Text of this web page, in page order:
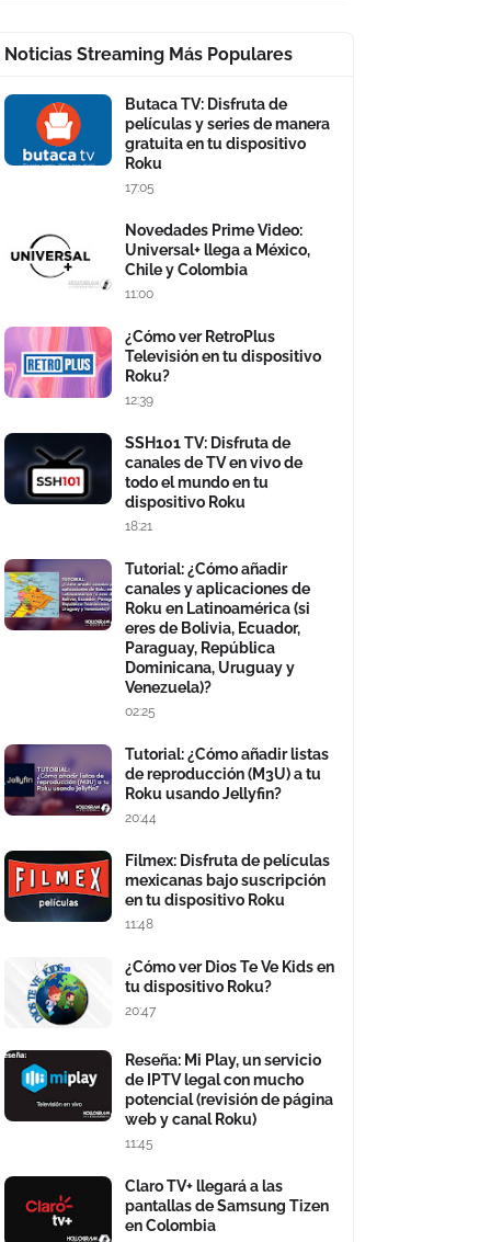
Noticias Streaming Más Populares
Butaca TV: Disfruta de
películas y series de manera
gratuita en tu dispositivo
Roku
17:05
Novedades Prime Video:
Universal+ llega a México,
Chile y Colombia
11:00
¿Cómo ver RetroPlus
Televisión en tu dispositivo
Roku?
12:39
SSH101 TV: Disfruta de
canales de TV en vivo de
todo el mundo en tu
dispositivo Roku
18:21
Tutorial: ¿Cómo añadir
canales y aplicaciones de
Roku en Latinoamérica (si
eres de Bolivia, Ecuador,
Paraguay, República
Dominicana, Uruguay y
Venezuela)?
02:25
Tutorial: ¿Cómo añadir listas
de reproducción (M3U) a tu
Roku usando Jellyfin?
20:44
Filmex: Disfruta de películas
mexicanas bajo suscripción
en tu dispositivo Roku
11:48
¿Cómo ver Dios Te Ve Kids en
tu dispositivo Roku?
20:47
Reseña: Mi Play, un servicio
de IPTV legal con mucho
potencial (revisión de página
web y canal Roku)
11:45
Claro TV+ llegará a las
pantallas de Samsung Tizen
en Colombia